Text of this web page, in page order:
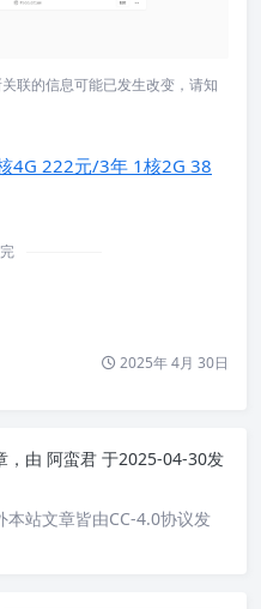
联的信息可能已发生改变，请知
4G 222元/3年 1核2G 38
2025年 4月 30日
，由 阿蛮君 于2025-04-30发
本站文章皆由CC-4.0协议发